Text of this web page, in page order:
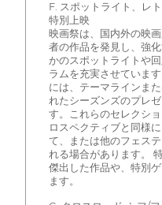
F. スポットライト、レ
特別上映
映画祭は、国内外の映
者の作品を発見し、強
かのスポットライトや
ラムを充実させていま
には、テーマラインま
れたシーズンズのプレ
す。これらのセレクシ
ロスペクティブと同様
て、または他のフェス
れる場合があります。
傑出した作品や、特別
ます。